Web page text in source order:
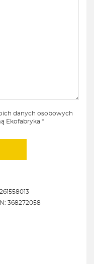
danych osobowych
Ekofabryka *
368272058